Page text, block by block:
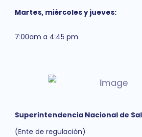
Martes, miércoles y jueves:
7:00am a 4:45 pm
Superintendencia Nacional de
(Ente de regulación)